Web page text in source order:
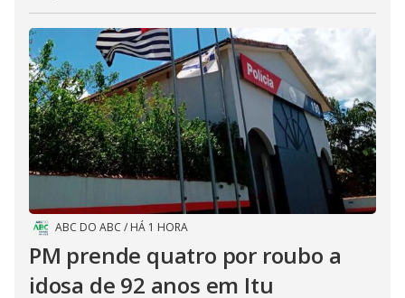
ABC DO ABC / HÁ 1 HORA
PM prende quatro por roubo a
idosa de 92 anos em Itu